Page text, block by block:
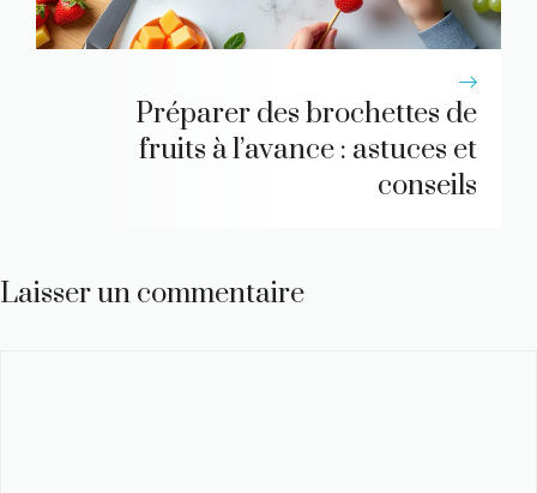
Préparer des brochettes de
fruits à l’avance : astuces et
conseils
Laisser un commentaire